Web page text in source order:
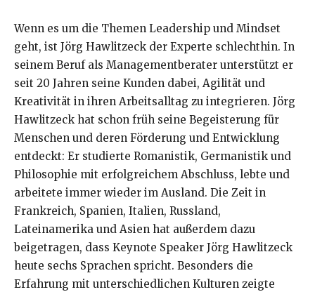
Wenn es um die Themen Leadership und Mindset
geht, ist Jörg Hawlitzeck der Experte schlechthin. In
seinem Beruf als Managementberater unterstützt er
seit 20 Jahren seine Kunden dabei, Agilität und
Kreativität in ihren Arbeitsalltag zu integrieren. Jörg
Hawlitzeck hat schon früh seine Begeisterung für
Menschen und deren Förderung und Entwicklung
entdeckt: Er studierte Romanistik, Germanistik und
Philosophie mit erfolgreichem Abschluss, lebte und
arbeitete immer wieder im Ausland. Die Zeit in
Frankreich, Spanien, Italien, Russland,
Lateinamerika und Asien hat außerdem dazu
beigetragen, dass Keynote Speaker Jörg Hawlitzeck
heute sechs Sprachen spricht. Besonders die
Erfahrung mit unterschiedlichen Kulturen zeigte